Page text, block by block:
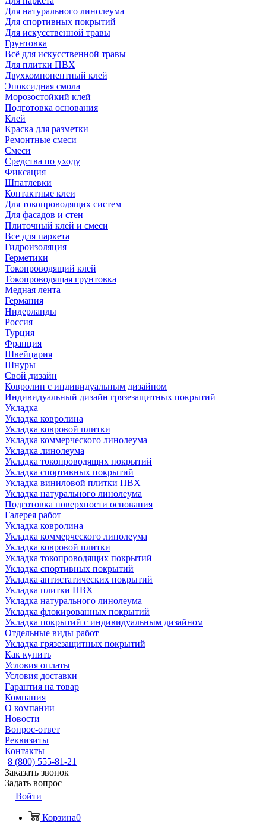
Для натурального линолеума
Для спортивных покрытий
Для искусственной травы
Грунтовка
Всё для искусственной травы
Для плитки ПВХ
Двухкомпонентный клей
Эпоксидная смола
Морозостойкий клей
Подготовка основания
Клей
Краска для разметки
Ремонтные смеси
Смеси
Средства по уходу
Фиксация
Шпатлевки
Контактные клеи
Для токопроводящих систем
Для фасадов и стен
Плиточный клей и смеси
Все для паркета
Гидроизоляция
Герметики
Токопроводящий клей
Токопроводящая грунтовка
Медная лента
Германия
Нидерланды
Россия
Турция
Франция
Швейцария
Шнуры
Свой дизайн
Ковролин с индивидуальным дизайном
Индивидуальный дизайн грязезащитных покрытий
Укладка
Укладка ковролина
Укладка ковровой плитки
Укладка коммерческого линолеума
Укладка линолеума
Укладка токопроводящих покрытий
Укладка спортивных покрытий
Укладка виниловой плитки ПВХ
Укладка натурального линолеума
Подготовка поверхности основания
Галерея работ
Укладка ковролина
Укладка коммерческого линолеума
Укладка ковровой плитки
Укладка токопроводящих покрытий
Укладка спортивных покрытий
Укладка антистатических покрытий
Укладка плитки ПВХ
Укладка натурального линолеума
Укладка флокированных покрытий
Укладка покрытий с индивидуальным дизайном
Отдельные виды работ
Укладка грязезащитных покрытий
Как купить
Условия оплаты
Условия доставки
Гарантия на товар
Компания
О компании
Новости
Вопрос-ответ
Реквизиты
Контакты
8 (800) 555-81-21
Заказать звонок
Задать вопрос
Войти
Корзина0